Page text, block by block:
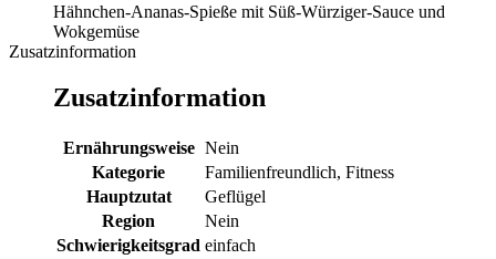
Hähnchen-Ananas-Spieße mit Süß-Würziger-Sauce und
Wokgemüse
Zusatzinformation
Zusatzinformation
Ernährungsweise Nein
Kategorie
Familienfreundlich, Fitness
Hauptzutat
Geflügel
Region
Nein
Schwierigkeitsgrad einfach